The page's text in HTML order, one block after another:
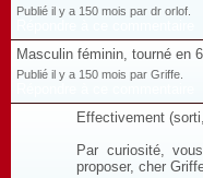
Publié il y a 150 mois par dr orlof.
Masculin féminin, tourné en
Publié il y a 150 mois par Griffe.
Effectivement
Par curiosité,
proposer, cher